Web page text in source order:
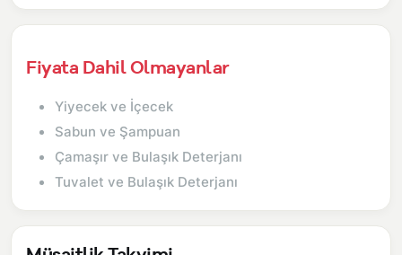
Fiyata Dahil Olmayanlar
Yiyecek ve İçecek
Sabun ve Şampuan
Çamaşır ve Bulaşık Deterjanı
Tuvalet ve Bulaşık Deterjanı